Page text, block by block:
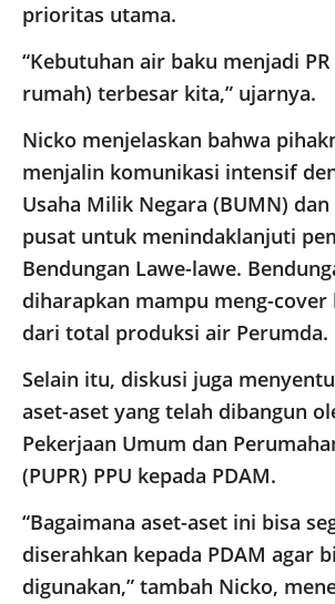
prioritas utama.
“Kebutuhan air baku menjadi
rumah) terbesar kita,” ujarnya.
Nicko menjelaskan bahwa
menjalin komunikasi intensif
Usaha Milik Negara (BUMN)
pusat untuk menindaklanjuti
Bendungan Lawe-lawe.
diharapkan mampu meng-cover
dari total produksi air Perumda.
Selain itu, diskusi juga
aset-aset yang telah dibangun
Pekerjaan Umum dan
(PUPR) PPU kepada PDAM.
“Bagaimana aset-aset ini bisa
diserahkan kepada PDAM agar
digunakan,” tambah Nicko,